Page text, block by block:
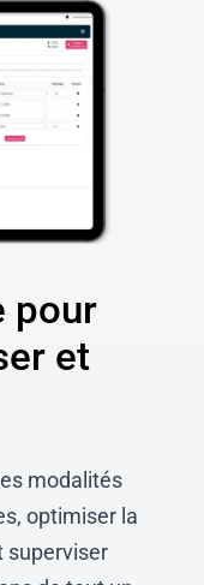
pour
et
modalités
optimiser la
superviser